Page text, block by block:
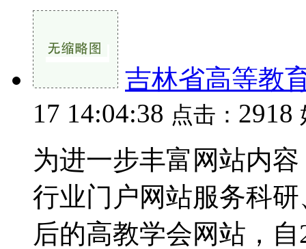
吉林省高等教
17 14:04:38 点击： 2918
为进一步丰富网站内
行业门户网站服务科
后的高教学会网站，